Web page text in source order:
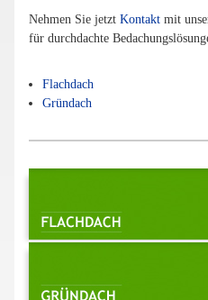
Nehmen Sie jetzt Kontakt mit
für durchdachte
Flachdach
Gründach